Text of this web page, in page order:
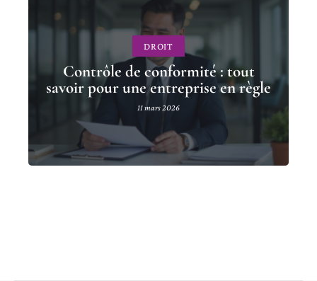
DROIT
Contrôle de conformité : tout
savoir pour une entreprise en règle
11 mars 2026